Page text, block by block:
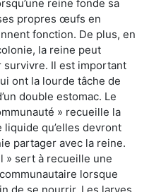
reine fonde sa
propres œufs en
fonction. De plus, en
la reine peut
survivre. Il est important
ont la lourde tâche de
double estomac. Le
» recueille la
liquide qu’elles devront
partager avec la reine.
» sert à recueille une
lorsque